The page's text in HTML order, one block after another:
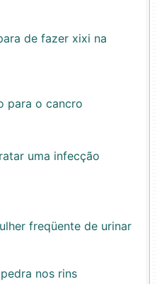
de fazer xixi na
para o cancro
uma infecção
freqüente de urinar
nos rins